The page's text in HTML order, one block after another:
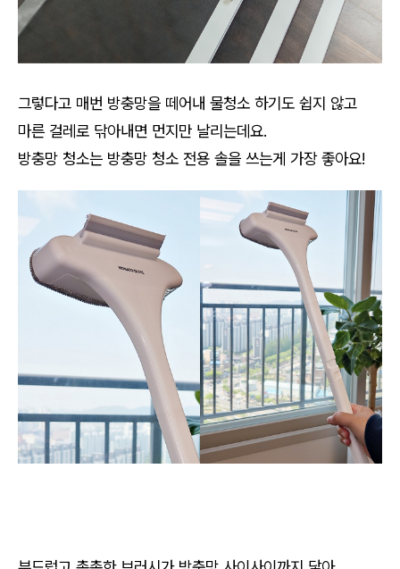
그렇다고 매번 방충망을 떼어내 물청소 하기도 쉽지 않고
마른 걸레로 닦아내면 먼지만 날리는데요.
방충망 청소는 방충망 청소 전용 솔을 쓰는게 가장 좋아요!